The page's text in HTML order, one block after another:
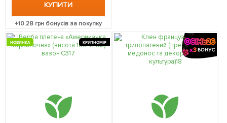
КУПИТИ
+10.28грн бонусів за покупку
КРУПНОМІР
НОВИНКА